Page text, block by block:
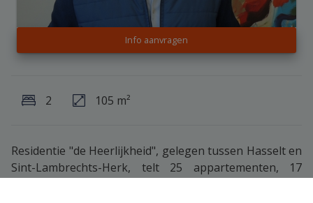
Info aanvragen
2 105 m²
Residentie "de Heerlijkheid", gelegen tussen Hasselt en
Sint-Lambrechts-Herk, telt 25 appartementen, 17